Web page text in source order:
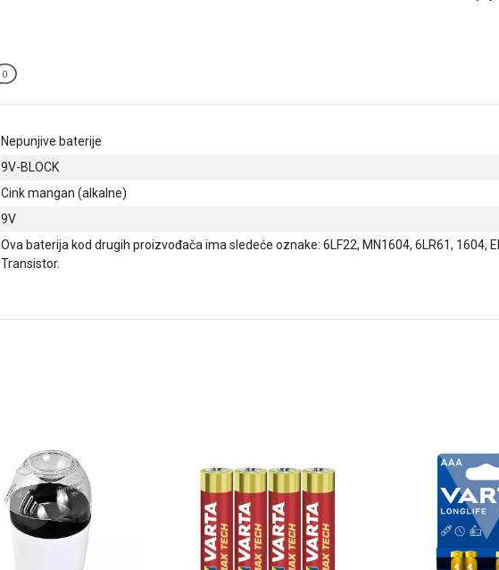
0
Nepunjive baterije
9V-BLOCK
Cink mangan (alkalne)
9V
Ova baterija kod drugih proizvođača ima sledeće oznake: 6LF22, MN1604, 6LR61, 1604,
Transistor.